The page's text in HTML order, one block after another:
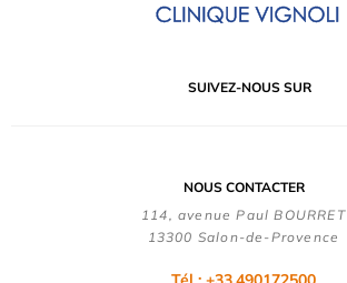
SUIVEZ-NOUS SUR
NOUS CONTACTER
114, avenue Paul BOURRET
13300 Salon-de-Provence